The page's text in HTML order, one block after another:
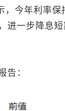
今年利率保
进一步降息短
告：